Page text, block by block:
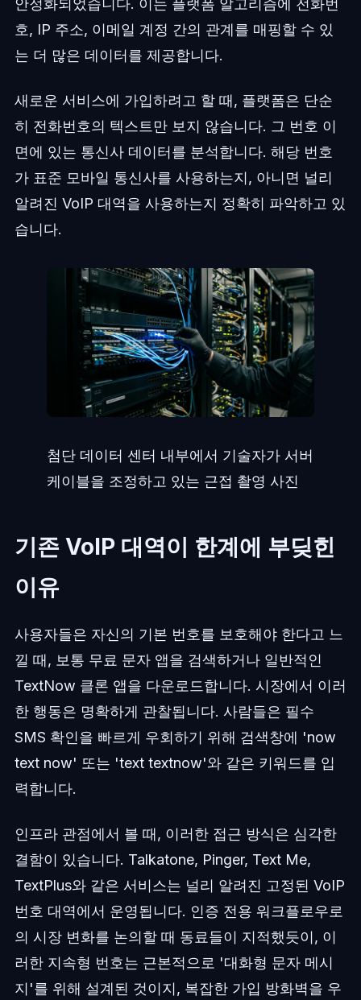
안정화되었습니다. 이는 플랫폼 알고리즘에 전화번
호, IP 주소, 이메일 계정 간의 관계를 매핑할 수 있
는 더 많은 데이터를 제공합니다.
새로운 서비스에 가입하려고 할 때, 플랫폼은 단순
히 전화번호의 텍스트만 보지 않습니다. 그 번호 이
면에 있는 통신사 데이터를 분석합니다. 해당 번호
가 표준 모바일 통신사를 사용하는지, 아니면 널리
알려진 VoIP 대역을 사용하는지 정확히 파악하고 있
습니다.
첨단 데이터 센터 내부에서 기술자가 서버
케이블을 조정하고 있는 근접 촬영 사진
기존 VoIP 대역이 한계에 부딪힌
이유
사용자들은 자신의 기본 번호를 보호해야 한다고 느
낄 때, 보통 무료 문자 앱을 검색하거나 일반적인
TextNow 클론 앱을 다운로드합니다. 시장에서 이러
한 행동은 명확하게 관찰됩니다. 사람들은 필수
SMS 확인을 빠르게 우회하기 위해 검색창에 'now
text now' 또는 'text textnow'와 같은 키워드를 입
력합니다.
인프라 관점에서 볼 때, 이러한 접근 방식은 심각한
결함이 있습니다. Talkatone, Pinger, Text Me,
TextPlus와 같은 서비스는 널리 알려진 고정된 VoIP
번호 대역에서 운영됩니다. 인증 전용 워크플로우로
의 시장 변화를 논의할 때 동료들이 지적했듯이, 이
러한 지속형 번호는 근본적으로 '대화형 문자 메시
지'를 위해 설계된 것이지, 복잡한 가입 방화벽을 우